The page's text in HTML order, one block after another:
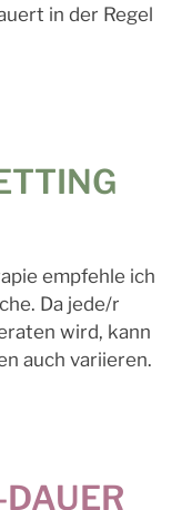
in der Regel
empfehle ich
Da jede/r
wird, kann
auch variieren.